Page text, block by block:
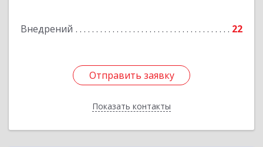
Внедрений 22
Отправить заявку
Показать контакты
Отправить заявку
Назад